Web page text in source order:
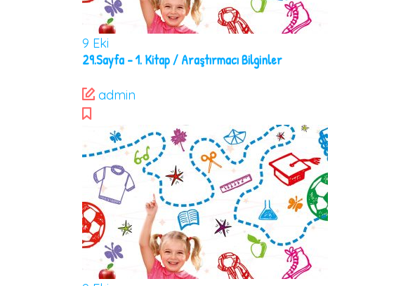
9 Eki
29.Sayfa – 1. Kitap / Araştırmacı Bilginler
admin